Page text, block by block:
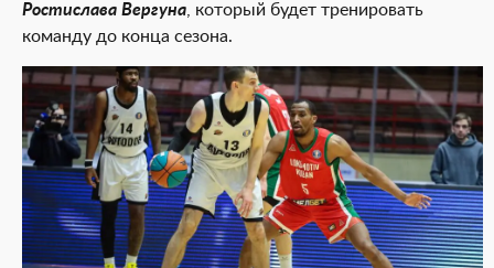
Ростислава Вергуна , который будет тренировать
команду до конца сезона.